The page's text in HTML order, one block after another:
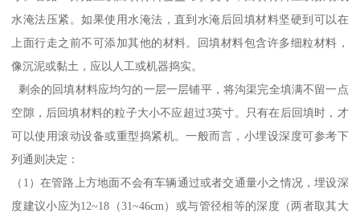
水淹法压紧。如果使用水淹法，直到水淹后回填材料坚硬到可以在
上面行走之前不可添加其他的材料。回填材料包含许多细粒材料，
像沉泥或黏土，应以人工或机器捣实。
剩余的回填材料应均匀的一层一层铺平，将沟渠完全填满不留一点
空隙，后回填材料的粒子大小不应超过3英寸。只有在后回填时，才
可以使用滚动设备或重型捣紧机。一般而言，小埋设深度可参考下
列通则决定：
（1）在管路上方地面不会有车辆通过或者交通量小之情况，埋设深
度建议小应为12~18（31~46cm）或与管径相等的深度（两者取其大